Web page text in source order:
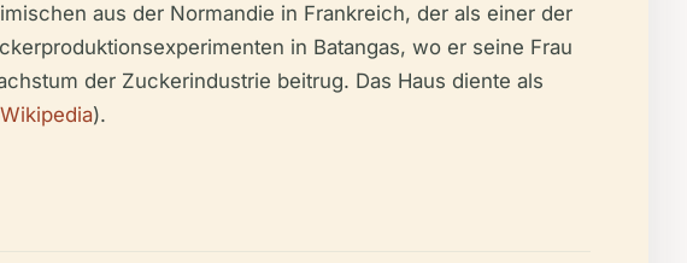
aus der Normandie in Frankreich, der als einer der
in Batangas, wo er seine Frau
der Zuckerindustrie beitrug. Das Haus diente als
Wikipedia).